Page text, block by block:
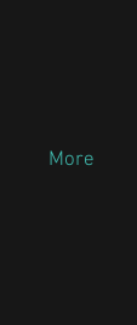
More